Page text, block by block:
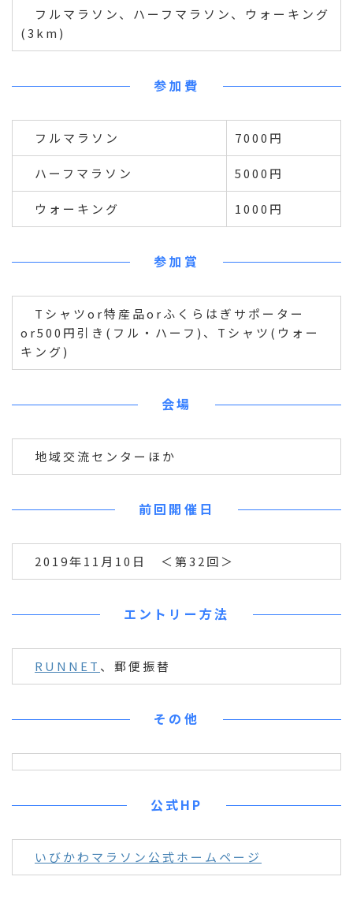
フルマラソン、ハーフマラソン、ウォーキング
(3km)
参加費
フルマラソン 7000円
ハーフマラソン 5000円
ウォーキング 1000円
参加賞
Tシャツor特産品orふくらはぎサポーター
or500円引き(フル・ハーフ)、Tシャツ(ウォー
キング)
会場
地域交流センターほか
前回開催日
2019年11月10日 ＜第32回＞
エントリー方法
RUNNET 、郵便振替
その他
公式HP
いびかわマラソン公式ホームページ